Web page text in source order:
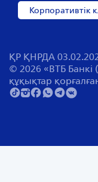
Корпоративтік
ҚР ҚНРДА
© 2026 «ВТБ Банкі
құқықтар